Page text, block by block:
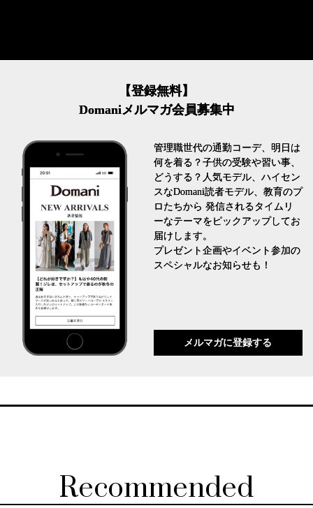
【登録無料】
Domaniメルマガ会員募集中
管理職世代の通勤コーデ、明日は
何を着る？子供の受験や習い事、
どうする？人気モデル、ハイセン
スなDomani読者モデル、教育のプ
ロたちから 発信されるタイムリ
ーなテーマをピックアップしてお
届けします。
プレゼント企画やイベント参加の
スペシャルなお知らせも！
メルマガに登録する
Recommended